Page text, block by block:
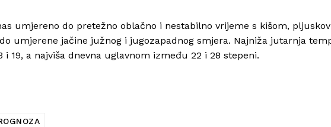
umjereno do pretežno oblačno i nestabilno vrijeme s kišom,
umjerene jačine južnog i jugozapadnog smjera. Najniža jutarnja
i 19, a najviša dnevna uglavnom između 22 i 28 stepeni.